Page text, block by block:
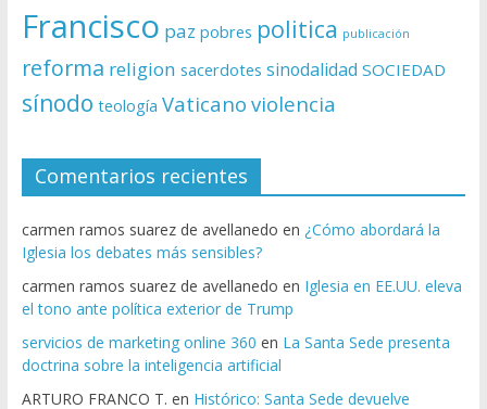
Francisco paz pobres politica publicación
reforma religion sacerdotes sinodalidad SOCIEDAD
sínodo teología Vaticano violencia
Comentarios recientes
carmen ramos suarez de avellanedo en ¿Cómo abordará la
Iglesia los debates más sensibles?
carmen ramos suarez de avellanedo en Iglesia en EE.UU. eleva
el tono ante política exterior de Trump
servicios de marketing online 360 en La Santa Sede presenta
doctrina sobre la inteligencia artificial
ARTURO FRANCO T. en Histórico: Santa Sede devuelve